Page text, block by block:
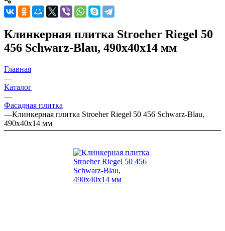
Клинкерная плитка Stroeher Riegel 50
456 Schwarz-Blau, 490х40х14 мм
Главная
—
Каталог
—
Фасадная плитка
—Клинкерная плитка Stroeher Riegel 50 456 Schwarz-Blau,
490х40х14 мм